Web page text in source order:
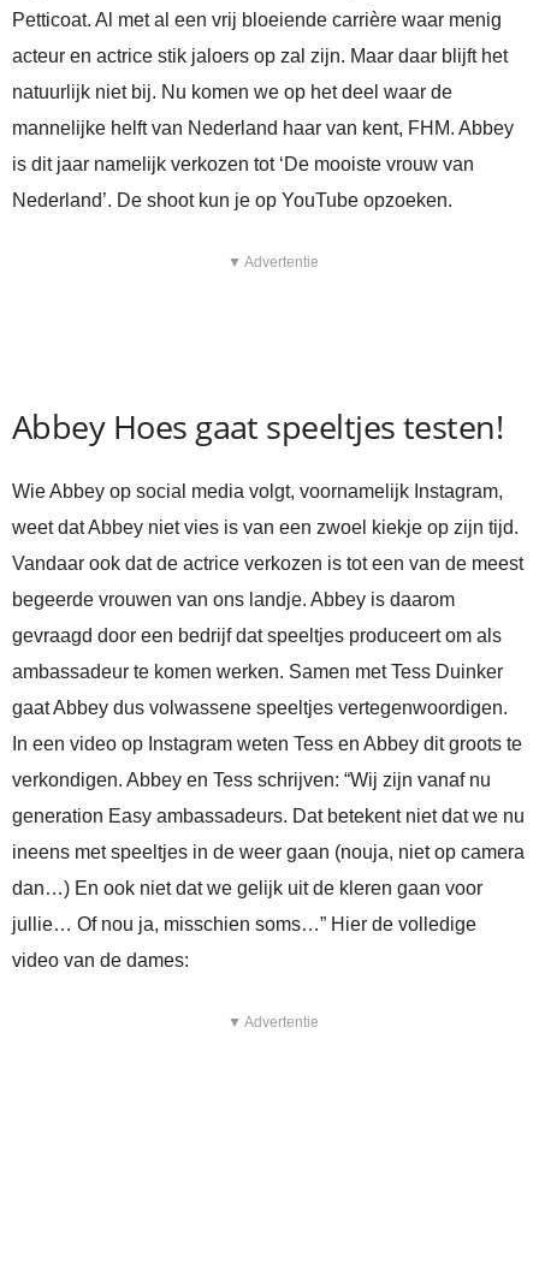
Petticoat. Al met al een vrij bloeiende carrière waar menig
acteur en actrice stik jaloers op zal zijn. Maar daar blijft het
natuurlijk niet bij. Nu komen we op het deel waar de
mannelijke helft van Nederland haar van kent, FHM. Abbey
is dit jaar namelijk verkozen tot ‘De mooiste vrouw van
Nederland’. De shoot kun je op YouTube opzoeken.
▼ Advertentie
Abbey Hoes gaat speeltjes testen!
Wie Abbey op social media volgt, voornamelijk Instagram,
weet dat Abbey niet vies is van een zwoel kiekje op zijn tijd.
Vandaar ook dat de actrice verkozen is tot een van de meest
begeerde vrouwen van ons landje. Abbey is daarom
gevraagd door een bedrijf dat speeltjes produceert om als
ambassadeur te komen werken. Samen met Tess Duinker
gaat Abbey dus volwassene speeltjes vertegenwoordigen.
In een video op Instagram weten Tess en Abbey dit groots te
verkondigen. Abbey en Tess schrijven: “Wij zijn vanaf nu
generation Easy ambassadeurs. Dat betekent niet dat we nu
ineens met speeltjes in de weer gaan (nouja, niet op camera
dan…) En ook niet dat we gelijk uit de kleren gaan voor
jullie… Of nou ja, misschien soms…” Hier de volledige
video van de dames:
▼ Advertentie